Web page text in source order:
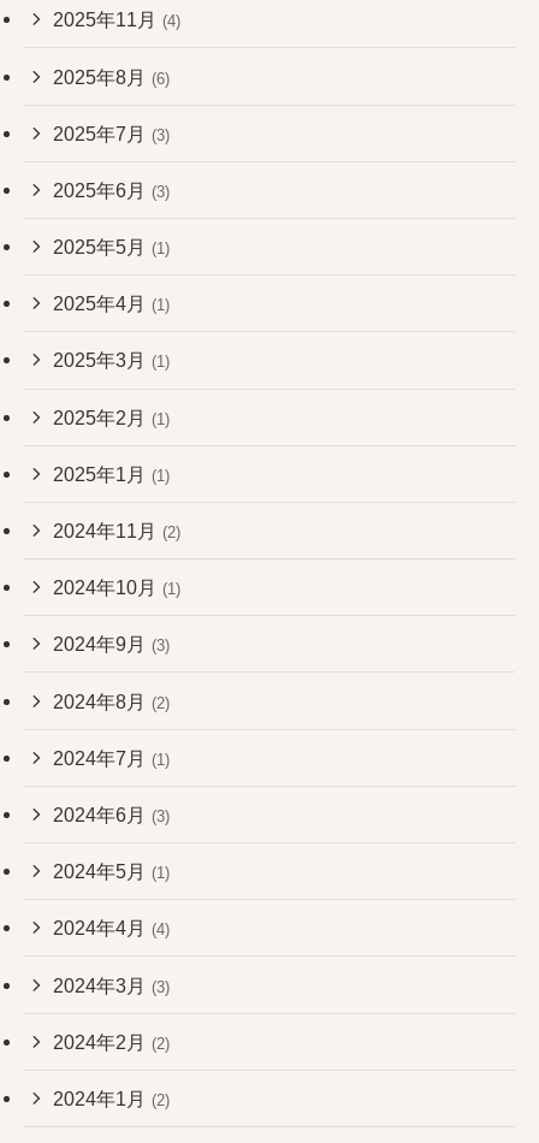
2025年11月 (4)
2025年8月 (6)
2025年7月 (3)
2025年6月 (3)
2025年5月 (1)
2025年4月 (1)
2025年3月 (1)
2025年2月 (1)
2025年1月 (1)
2024年11月 (2)
2024年10月 (1)
2024年9月 (3)
2024年8月 (2)
2024年7月 (1)
2024年6月 (3)
2024年5月 (1)
2024年4月 (4)
2024年3月 (3)
2024年2月 (2)
2024年1月 (2)